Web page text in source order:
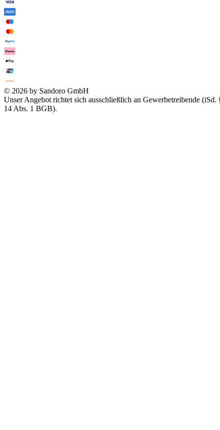
© 2026 by Sandoro GmbH
Unser Angebot richtet sich ausschließlich an Gewerbetreibende (iSd.
14 Abs. 1 BGB).